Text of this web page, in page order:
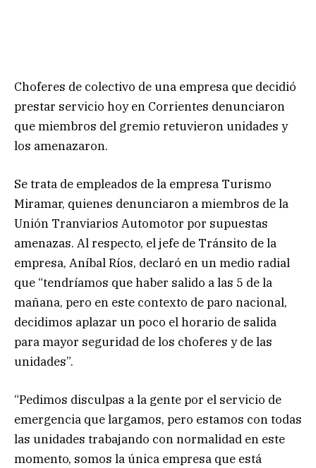
Choferes de colectivo de una empresa que decidió
prestar servicio hoy en Corrientes denunciaron
que miembros del gremio retuvieron unidades y
los amenazaron.
Se trata de empleados de la empresa Turismo
Miramar, quienes denunciaron a miembros de la
Unión Tranviarios Automotor por supuestas
amenazas. Al respecto, el jefe de Tránsito de la
empresa, Aníbal Ríos, declaró en un medio radial
que “tendríamos que haber salido a las 5 de la
mañana, pero en este contexto de paro nacional,
decidimos aplazar un poco el horario de salida
para mayor seguridad de los choferes y de las
unidades”.
“Pedimos disculpas a la gente por el servicio de
emergencia que largamos, pero estamos con todas
las unidades trabajando con normalidad en este
momento, somos la única empresa que está